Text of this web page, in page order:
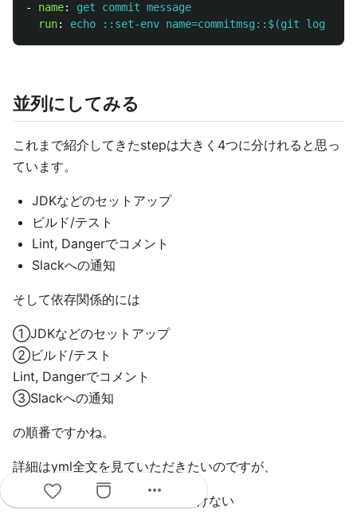
- name:
get commit message
run: echo ::set-env name=commitmsg::$(git log
並列にしてみる
これまで紹介してきたstepは大きく4つに分けれると思っ
ています。
JDKなどのセットアップ
ビルド/テスト
Lint, Dangerでコメント
Slackへの通知
そして依存関係的には
①JDKなどのセットアップ
②ビルド/テスト
Lint, Dangerでコメント
③Slackへの通知
の順番ですかね。
詳細はyml全文を見ていただきたいのですが、
各jobでcheckoutしないといけない
more_horiz